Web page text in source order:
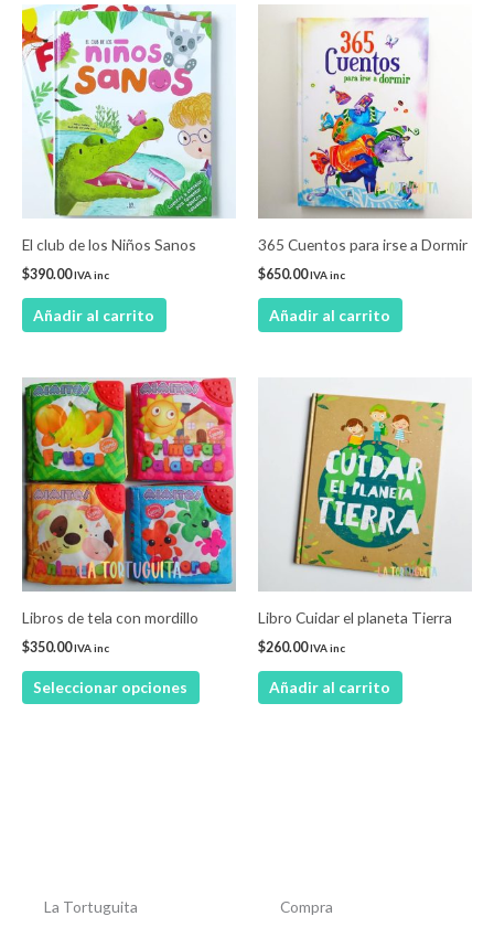
El club de los Niños Sanos
$390.00IVA inc
Añadir al carrito
365 Cuentos para irse a Dormir
$650.00IVA inc
Añadir al carrito
Libros de tela con mordillo
$350.00IVA inc
Seleccionar opciones
Este
producto
tiene
múltiples
variantes.
Las
opciones
se
Libro Cuidar el planeta Tierra
$260.00IVA inc
Añadir al carrito
La Tortuguita Compra